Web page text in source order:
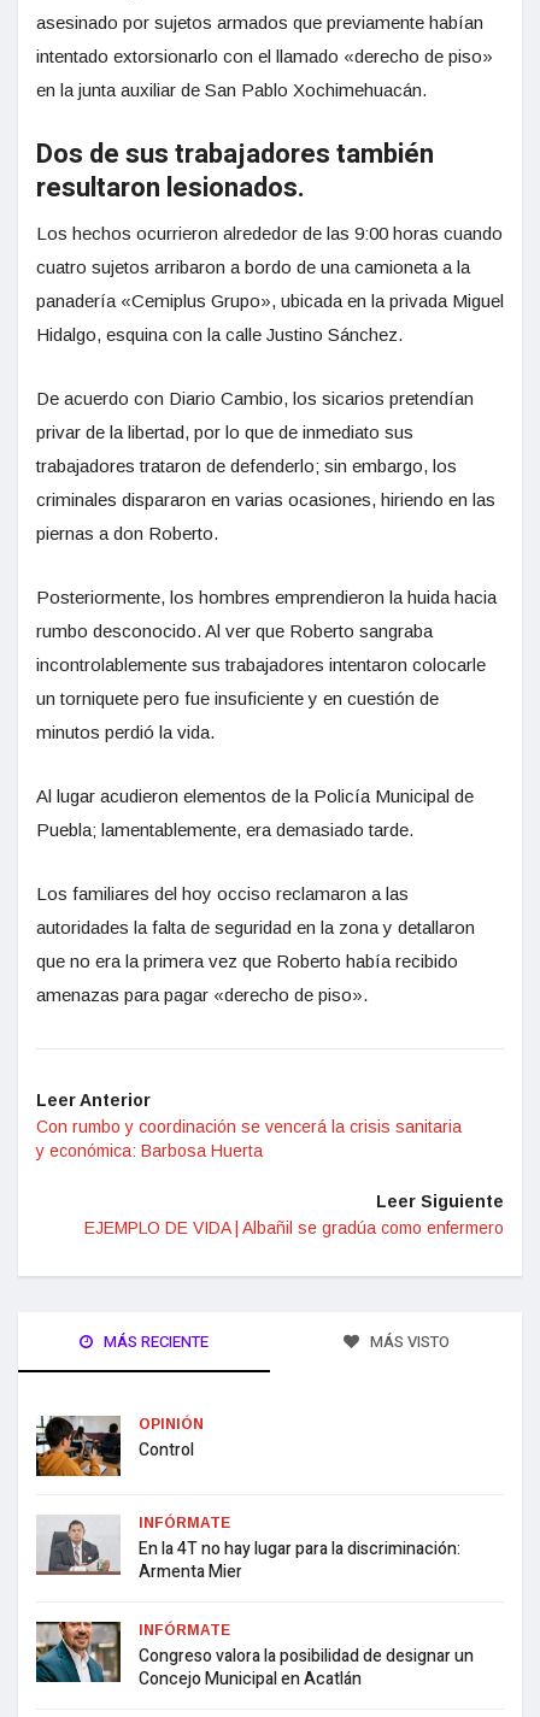
asesinado por sujetos armados que previamente habían
intentado extorsionarlo con el llamado «derecho de piso»
en la junta auxiliar de San Pablo Xochimehuacán.
Dos de sus trabajadores también
resultaron lesionados.
Los hechos ocurrieron alrededor de las 9:00 horas cuando
cuatro sujetos arribaron a bordo de una camioneta a la
panadería «Cemiplus Grupo», ubicada en la privada Miguel
Hidalgo, esquina con la calle Justino Sánchez.
De acuerdo con Diario Cambio, los sicarios pretendían
privar de la libertad, por lo que de inmediato sus
trabajadores trataron de defenderlo; sin embargo, los
criminales dispararon en varias ocasiones, hiriendo en las
piernas a don Roberto.
Posteriormente, los hombres emprendieron la huida hacia
rumbo desconocido. Al ver que Roberto sangraba
incontrolablemente sus trabajadores intentaron colocarle
un torniquete pero fue insuficiente y en cuestión de
minutos perdió la vida.
Al lugar acudieron elementos de la Policía Municipal de
Puebla; lamentablemente, era demasiado tarde.
Los familiares del hoy occiso reclamaron a las
autoridades la falta de seguridad en la zona y detallaron
que no era la primera vez que Roberto había recibido
amenazas para pagar «derecho de piso».
Leer Anterior
Con rumbo y coordinación se vencerá la crisis sanitaria
y económica: Barbosa Huerta
Leer Siguiente
EJEMPLO DE VIDA | Albañil se gradúa como enfermero
MÁS RECIENTE MÁS VISTO
OPINIÓN
Control
INFÓRMATE
En la 4T no hay lugar para la discriminación:
Armenta Mier
INFÓRMATE
Congreso valora la posibilidad de designar un
Concejo Municipal en Acatlán